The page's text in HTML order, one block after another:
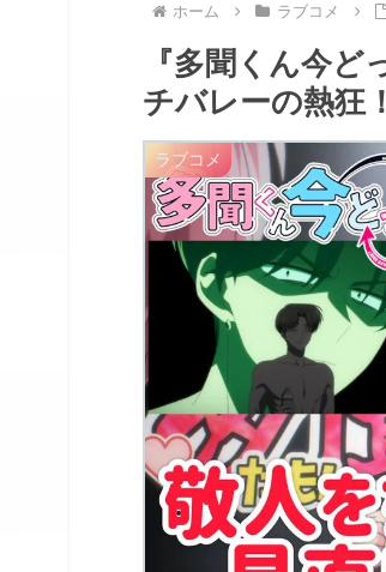
ホーム ラブコメ
『多聞くん今
チバレーの熱狂！
ラブコメ